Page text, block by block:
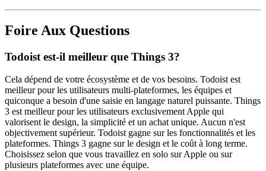
Foire Aux Questions
Todoist est-il meilleur que Things 3?
Cela dépend de votre écosystème et de vos besoins. Todoist est
meilleur pour les utilisateurs multi-plateformes, les équipes et
quiconque a besoin d'une saisie en langage naturel puissante. Things
3 est meilleur pour les utilisateurs exclusivement Apple qui
valorisent le design, la simplicité et un achat unique. Aucun n'est
objectivement supérieur. Todoist gagne sur les fonctionnalités et les
plateformes. Things 3 gagne sur le design et le coût à long terme.
Choisissez selon que vous travaillez en solo sur Apple ou sur
plusieurs plateformes avec une équipe.